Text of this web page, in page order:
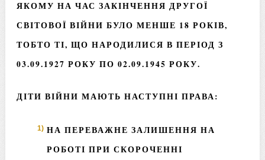
ЯКОМУ НА ЧАС ЗАКІНЧЕННЯ ДРУГОЇ
СВІТОВОЇ ВІЙНИ БУЛО МЕНШЕ 18 РОКІВ,
ТОБТО ТІ, ЩО НАРОДИЛИСЯ В ПЕРІОД З
03.09.1927 РОКУ ПО 02.09.1945 РОКУ.
ДІТИ ВІЙНИ МАЮТЬ НАСТУПНІ ПРАВА:
НА ПЕРЕВАЖНЕ ЗАЛИШЕННЯ НА
РОБОТІ ПРИ СКОРОЧЕННІ